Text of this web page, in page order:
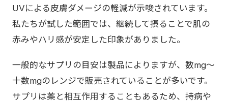
UVによる皮膚ダメージの軽減が示唆されています。
私たちが試した範囲では、継続して摂ることで肌の
赤みやハリ感が安定した印象がありました。
一般的なサプリの目安は製品によりますが、数mg〜
十数mgのレンジで販売されていることが多いです。
サプリは薬と相互作用することもあるため、持病や